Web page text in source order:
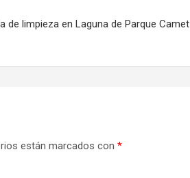
de limpieza en Laguna de Parque Camet
están marcados con *